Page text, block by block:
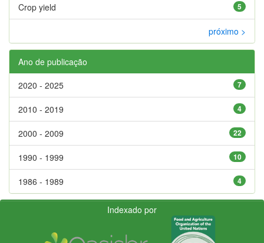
5
Crop yield
próximo >
Ano de publicação
7
2020 - 2025
4
2010 - 2019
22
2000 - 2009
10
1990 - 1999
4
1986 - 1989
Indexado por